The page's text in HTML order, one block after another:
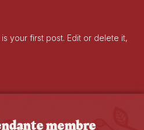
your first post. Edit or delete it,